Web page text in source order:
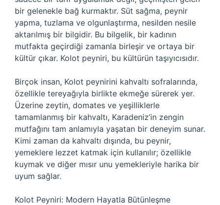
bir gelenekle bağ kurmaktır. Süt sağma, peynir
yapma, tuzlama ve olgunlaştırma, nesilden nesile
aktarılmış bir bilgidir. Bu bilgelik, bir kadının
mutfakta geçirdiği zamanla birleşir ve ortaya bir
kültür çıkar. Kolot peyniri, bu kültürün taşıyıcısıdır.
Birçok insan, Kolot peynirini kahvaltı sofralarında,
özellikle tereyağıyla birlikte ekmeğe sürerek yer.
Üzerine zeytin, domates ve yeşilliklerle
tamamlanmış bir kahvaltı, Karadeniz’in zengin
mutfağını tam anlamıyla yaşatan bir deneyim sunar.
Kimi zaman da kahvaltı dışında, bu peynir,
yemeklere lezzet katmak için kullanılır; özellikle
kuymak ve diğer mısır unu yemekleriyle harika bir
uyum sağlar.
Kolot Peyniri: Modern Hayatla Bütünleşme